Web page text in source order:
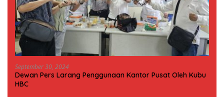
September 30, 2024
Dewan Pers Larang Penggunaan Kantor Pusat Oleh Kubu
HBC